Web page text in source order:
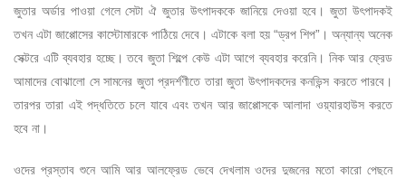
জুতার অর্ডার পাওয়া গেলে সেটা ঐ জুতার উৎপাদককে জানিয়ে দেওয়া হবে। জুতা উৎপাদকই
তখন এটা জাপ্পোসের কাস্টোমারকে পাঠিয়ে দেবে। এটাকে বলা হয় “ড্রপ শিপ”। অন্যান্য অনেক
সেক্টরে এটি ব্যবহার হচ্ছে। তবে জুতা শিল্পে কেউ এটা আগে ব্যবহার করেনি। নিক আর ফ্রেড
আমাদের বোঝালো সে সামনের জুতা প্রদর্শণীতে তারা জুতা উৎপাদকদের কনভিন্স করতে পারবে।
তারপর তারা এই পদ্ধতিতে চলে যাবে এবং তখন আর জাপ্পোসকে আলাদা ওয়্যারহাউস করতে
হবে না।
ওদের প্রস্তাব শুনে আমি আর আলফ্রেড ভেবে দেখলাম ওদের দুজনের মতো কারো পেছনে